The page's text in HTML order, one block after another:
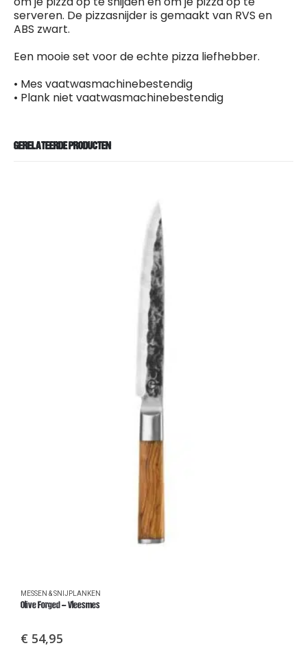
serveren. De pizzasnijder is gemaakt van RVS en
ABS zwart.
Een mooie set voor de echte pizza liefhebber.
• Mes vaatwasmachinebestendig
• Plank niet vaatwasmachinebestendig
GERELATEERDE PRODUCTEN
MESSEN & SNIJPLANKEN
Olive Forged – Vleesmes
€ 54,95